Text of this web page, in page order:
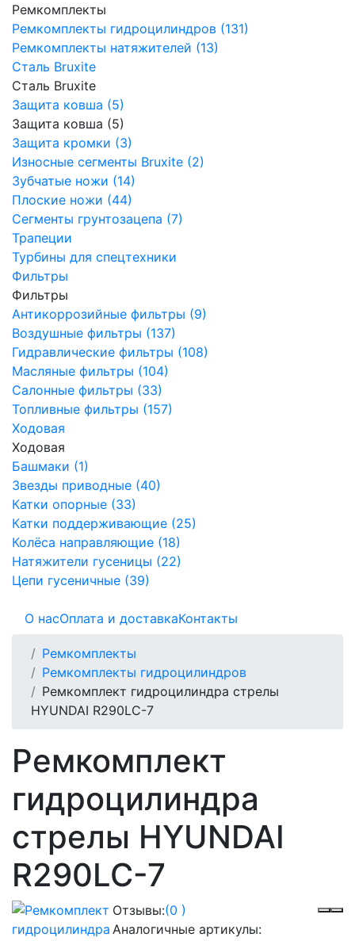
Ремкомплекты
Ремкомплекты гидроцилиндров (131)
Ремкомплекты натяжителей (13)
Сталь Bruxite
Сталь Bruxite
Защита ковша (5)
Защита ковша (5)
Защита кромки (3)
Износные сегменты Bruxite (2)
Зубчатые ножи (14)
Плоские ножи (44)
Сегменты грунтозацепа (7)
Трапеции
Турбины для спецтехники
Фильтры
Фильтры
Антикоррозийные фильтры (9)
Воздушные фильтры (137)
Гидравлические фильтры (108)
Масляные фильтры (104)
Салонные фильтры (33)
Топливные фильтры (157)
Ходовая
Ходовая
Башмаки (1)
Звезды приводные (40)
Катки опорные (33)
Катки поддерживающие (25)
Колёса направляющие (18)
Натяжители гусеницы (22)
Цепи гусеничные (39)
О насОплата и доставкаКонтакты
Ремкомплекты
Ремкомплекты гидроцилиндров
Ремкомплект гидроцилиндра стрелы
HYUNDAI R290LC-7
Ремкомплект
гидроцилиндра
стрелы HYUNDAI
R290LC-7
Отзывы:(0 )
Аналогичные артикулы: